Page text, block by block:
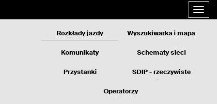
Rozkłady jazdy Wyszukiwarka i mapa
Komunikaty Schematy sieci
Przystanki
SDIP - rzeczywiste
Operatorzy